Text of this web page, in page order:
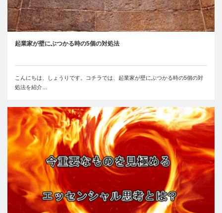
起業家が壁にぶつかる時の5個の対処法
こんにちは、しょうりです。コチラでは、起業家が壁にぶつかる時の5個の対
処法を紹介…